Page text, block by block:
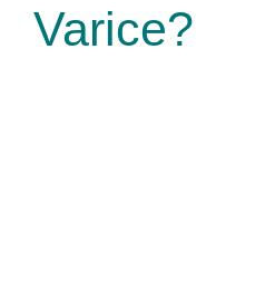
Varice?